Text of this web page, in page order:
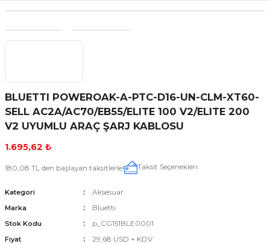
BLUETTI POWEROAK-A-PTC-D16-UN-CLM-XT60-
SELL AC2A/AC70/EB55/ELITE 100 V2/ELITE 200
V2 UYUMLU ARAÇ ŞARJ KABLOSU
1.695,62 ₺
180,08 TL den başlayan taksitlerle! Taksit Seçenekleri
Kategori Aksesuar
Marka Bluetti
Stok Kodu p_CG151BLE0001
Fiyat 29,68 USD + KDV